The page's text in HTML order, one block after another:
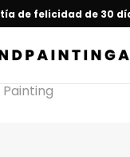
de felicidad de 30